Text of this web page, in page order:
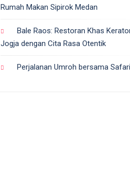
Rumah Makan Sipirok Medan
Bale Raos: Restoran Khas
Jogja dengan Cita Rasa Otentik
Perjalanan Umroh bersama